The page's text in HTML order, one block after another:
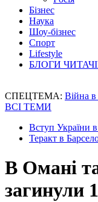
Бізнес
Наука
Шоу-бізнес
Спорт
Lifestyle
БЛОГИ
СПЕЦТЕМА: Війна в
ВСІ ТЕМИ
Вступ України
Теракт в
В Омані
загинули